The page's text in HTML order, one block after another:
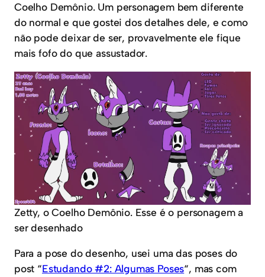
Coelho Demônio. Um personagem bem diferente
do normal e que gostei dos detalhes dele, e como
não pode deixar de ser, provavelmente ele fique
mais fofo do que assustador.
Zetty, o Coelho Demônio. Esse é o personagem a
ser desenhado
Para a pose do desenho, usei uma das poses do
post “Estudando #2: Algumas Poses“, mas com